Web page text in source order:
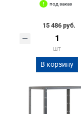
под заказ
15 486 руб.
шт
В корзину